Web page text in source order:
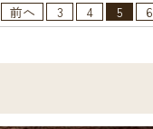
前へ 3 4 5 6